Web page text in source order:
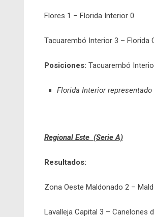
Flores 1 – Florida Interior 0
Tacuarembó Interior 3 – Florida
Posiciones: Tacuarembó
Florida Interior
Regional Este (Serie A)
Resultados:
Zona Oeste Maldonado 2 –
Lavalleja Capital 3 – Canelones